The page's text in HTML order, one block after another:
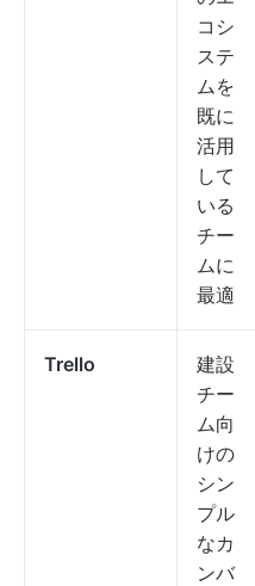
コシ
ステ
ムを
既に
活用
して
いる
チー
ムに
最適
Trello
建設
チー
ム向
けの
シン
プル
なカ
ンバ